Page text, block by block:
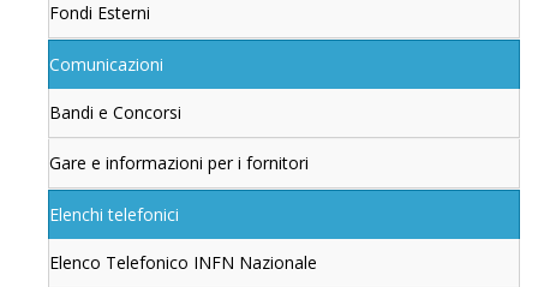
Fondi Esterni
Comunicazioni
Bandi e Concorsi
Gare e informazioni per i fornitori
Elenchi telefonici
Elenco Telefonico INFN Nazionale